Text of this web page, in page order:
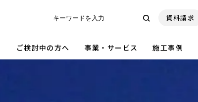
資料請求
ご検討中の方へ 事業・サービス 施工事例